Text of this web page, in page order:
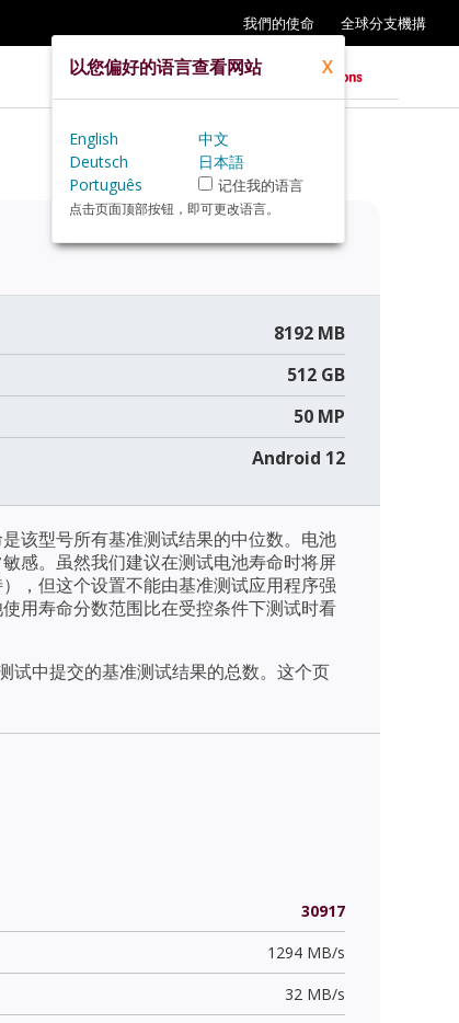
我們的使命 全球分支機搆
8192 MB
512 GB
50 MP
Android 12
该型号所有基准测试结果的中位数。电池
感。虽然我们建议在测试电池寿命时将屏
，但这个设置不能由基准测试应用程序强
用寿命分数范围比在受控条件下测试时看
试中提交的基准测试结果的总数。这个页
30917
1294 MB/s
32 MB/s
以您偏好的语言查看网站 X
English
中文
Deutsch
日本語
Português
记住我的语言
点击页面顶部按钮，即可更改语言。